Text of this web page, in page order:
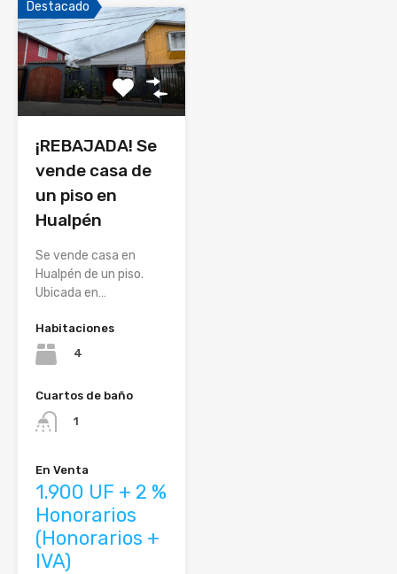
Destacado
¡REBAJADA! Se
vende casa de
un piso en
Hualpén
Se vende casa en
Hualpén de un piso.
Ubicada en…
Habitaciones
4
Cuartos de baño
1
En Venta
1.900 UF + 2 %
Honorarios
(Honorarios +
IVA)